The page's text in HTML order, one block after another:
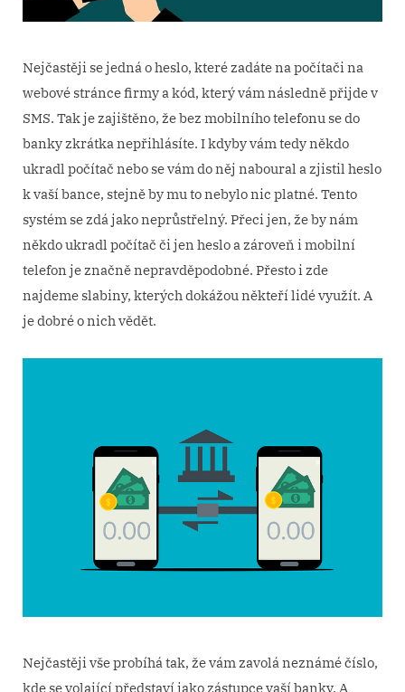
Nejčastěji se jedná o heslo, které zadáte na počítači na
webové stránce firmy a kód, který vám následně přijde v
SMS. Tak je zajištěno, že bez mobilního telefonu se do
banky zkrátka nepřihlásíte. I kdyby vám tedy někdo
ukradl počítač nebo se vám do něj naboural a zjistil heslo
k vaší bance, stejně by mu to nebylo nic platné. Tento
systém se zdá jako neprůstřelný. Přeci jen, že by nám
někdo ukradl počítač či jen heslo a zároveň i mobilní
telefon je značně nepravděpodobné. Přesto i zde
najdeme slabiny, kterých dokážou někteří lidé využít. A
je dobré o nich vědět.
Nejčastěji vše probíhá tak, že vám zavolá neznámé číslo,
kde se volající představí jako zástupce vaší banky. A